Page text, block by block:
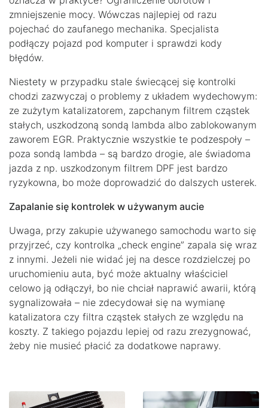
zmniejszenie mocy. Wówczas najlepiej od razu
pojechać do zaufanego mechanika. Specjalista
podłączy pojazd pod komputer i sprawdzi kody
błędów.
Niestety w przypadku stale świecącej się kontrolki
chodzi zazwyczaj o problemy z układem wydechowym:
ze zużytym katalizatorem, zapchanym filtrem cząstek
stałych, uszkodzoną sondą lambda albo zablokowanym
zaworem EGR. Praktycznie wszystkie te podzespoły –
poza sondą lambda – są bardzo drogie, ale świadoma
jazda z np. uszkodzonym filtrem DPF jest bardzo
ryzykowna, bo może doprowadzić do dalszych usterek.
Zapalanie się kontrolek w używanym aucie
Uwaga, przy zakupie używanego samochodu warto się
przyjrzeć, czy kontrolka „check engine” zapala się wraz
z innymi. Jeżeli nie widać jej na desce rozdzielczej po
uruchomieniu auta, być może aktualny właściciel
celowo ją odłączył, bo nie chciał naprawić awarii, którą
sygnalizowała – nie zdecydował się na wymianę
katalizatora czy filtra cząstek stałych ze względu na
koszty. Z takiego pojazdu lepiej od razu zrezygnować,
żeby nie musieć płacić za dodatkowe naprawy.